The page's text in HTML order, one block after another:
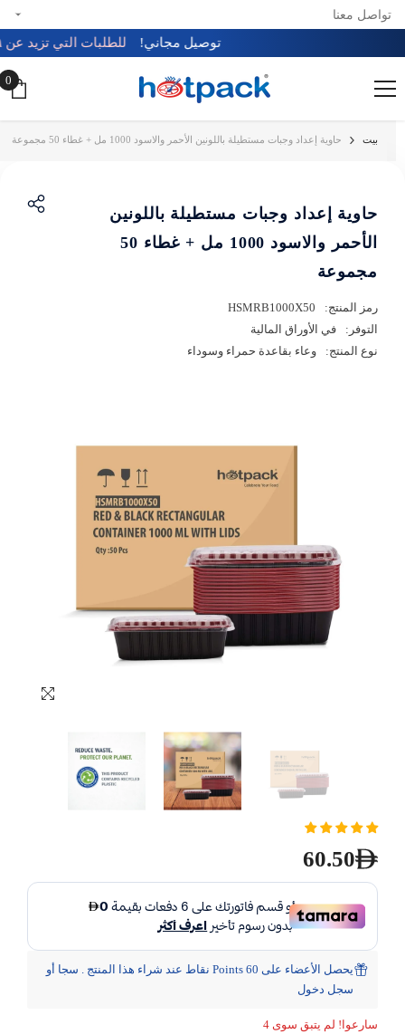
تخطي إلى المحتوى
تواصل معنا
توصيل مجاني! للطلبات التي تزيد عن ٩٩
0
0
بيت حاوية إعداد وجبات مستطيلة باللونين الأحمر والاسود 1000 مل + غطاء 50 مجموعة
حاوية إعداد وجبات مستطيلة باللونين
الأحمر والاسود 1000 مل + غطاء 50
مجموعة
رمز المنتج:
HSMRB1000X50
التوفر:
في الأوراق المالية
نوع المنتج:
وعاء بقاعدة حمراء وسوداء
60.50
يحصل الأعضاء على 60 Points نقاط عند شراء هذا المنتج . سجا أو
سجل دخول
سارعوا! لم يتبق سوى 4